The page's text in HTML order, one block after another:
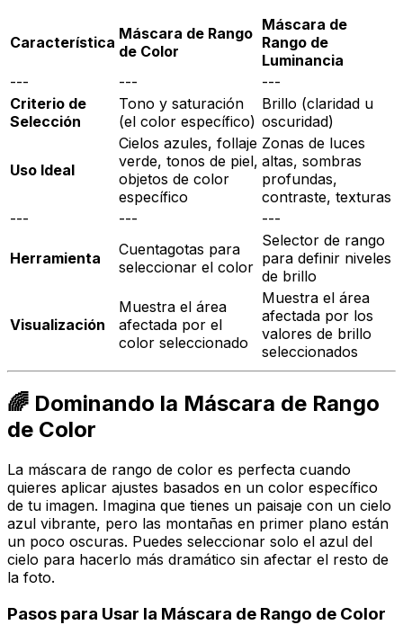
Característica Máscara de Rango
de Color
Máscara de
Rango de
Luminancia
---
---
---
Criterio de
Selección
Tono y saturación
(el color específico)
Brillo (claridad u
oscuridad)
Uso Ideal
Cielos azules, follaje
verde, tonos de piel,
objetos de color
específico
Zonas de luces
altas, sombras
profundas,
contraste, texturas
---
--- ---
Herramienta
Cuentagotas para
seleccionar el color
Selector de rango
para definir niveles
de brillo
Visualización
Muestra el área
afectada por el
color seleccionado
Muestra el área
afectada por los
valores de brillo
seleccionados
🌈 Dominando la Máscara de Rango
de Color
La máscara de rango de color es perfecta cuando
quieres aplicar ajustes basados en un color específico
de tu imagen. Imagina que tienes un paisaje con un cielo
azul vibrante, pero las montañas en primer plano están
un poco oscuras. Puedes seleccionar solo el azul del
cielo para hacerlo más dramático sin afectar el resto de
la foto.
Pasos para Usar la Máscara de Rango de Color